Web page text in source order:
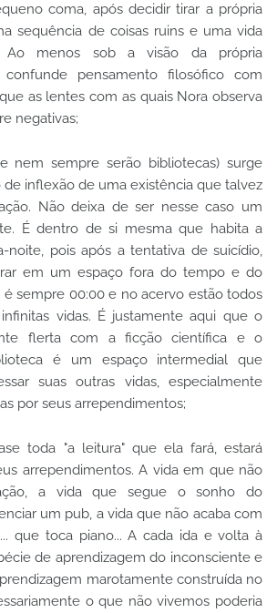
coma, após decidir tirar a própria
sequência de coisas ruins e uma vida
Ao menos sob a visão da própria
confunde pensamento filosófico com
as lentes com as quais Nora observa
negativas;
nem sempre serão bibliotecas) surge
inflexão de uma existência que talvez
Não deixa de ser nesse caso um
É dentro de si mesma que habita a
noite, pois após a tentativa de suicídio,
em um espaço fora do tempo e do
é sempre 00:00 e no acervo estão todos
vidas. É justamente aqui que o
flerta com a ficção científica e o
é um espaço intermedial que
suas outras vidas, especialmente
por seus arrependimentos;
toda "a leitura" que ela fará, estará
arrependimentos. A vida em que não
a vida que segue o sonho do
um pub, a vida que não acaba com
que toca piano... A cada ida e volta à
de aprendizagem do inconsciente e
marotamente construída no
o que não vivemos poderia